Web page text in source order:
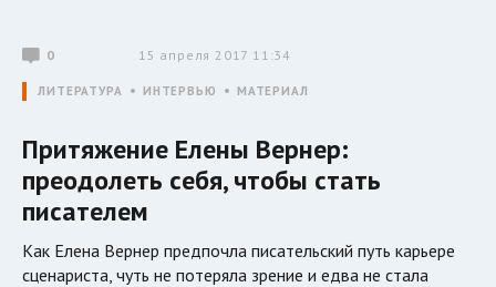
0 15 апреля 2017 11:34
ЛИТЕРАТУРА ИНТЕРВЬЮ МАТЕРИАЛ
Притяжение Елены Вернер:
преодолеть себя, чтобы стать
писателем
Как Елена Вернер предпочла писательский путь карьере
сценариста, чуть не потеряла зрение и едва не стала